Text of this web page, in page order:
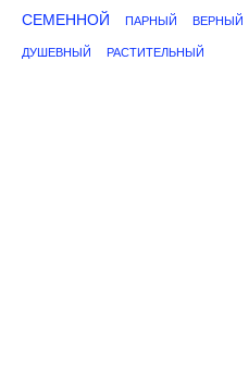
СЕМЕННОЙ ПАРНЫЙ ВЕРНЫЙ
ДУШЕВНЫЙ РАСТИТЕЛЬНЫЙ